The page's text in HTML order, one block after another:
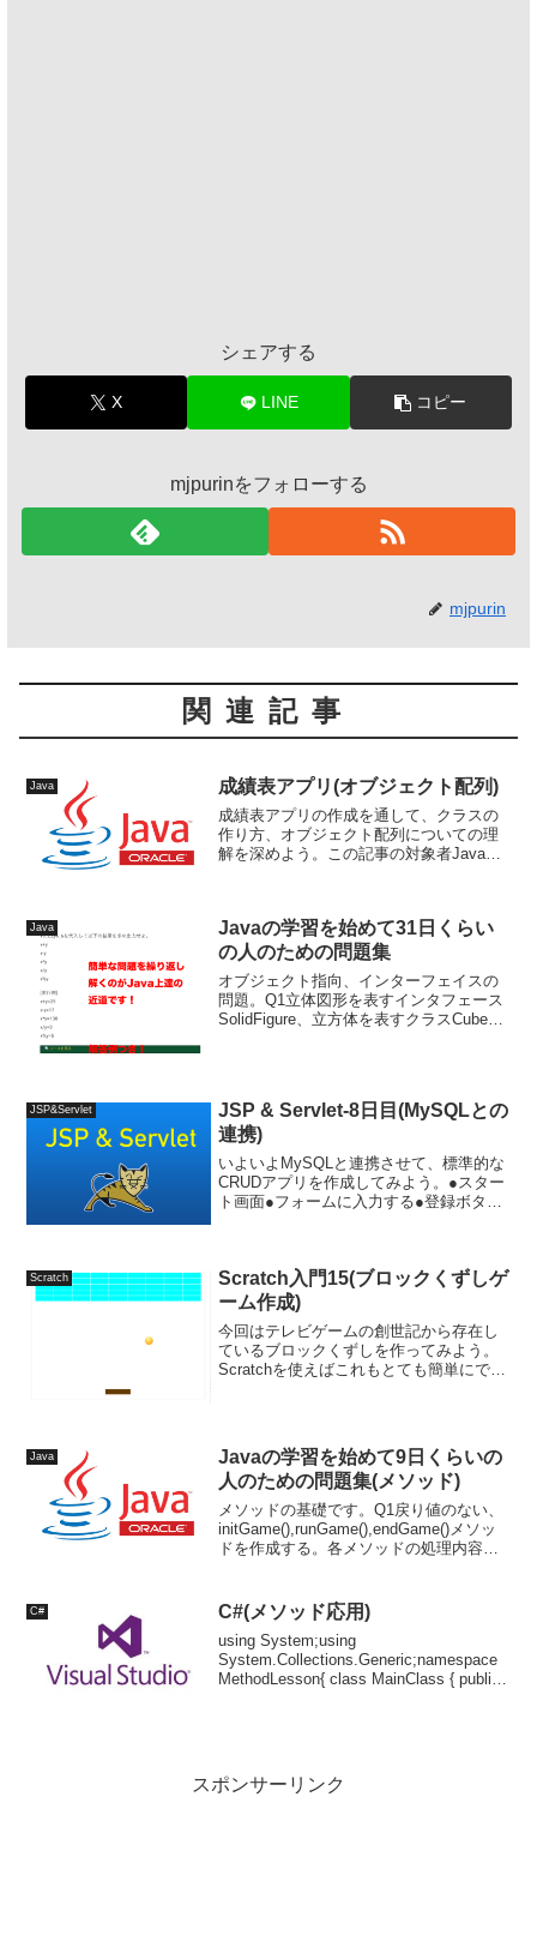
シェアする
X LINE コピー
mjpurinをフォローする
mjpurin
関連記事
Java 成績表アプリ(オブジェクト配列)
成績表アプリの作成を通して、クラスの
作り方、オブジェクト配列についての理
解を深めよう。この記事の対象者Javaで
ョンクラ...
Java
Javaの学習を始めて31日くらい
の人のための問題集
オブジェクト指向、インターフェイスの
問題。Q1立体図形を表すインタフェース
SolidFigure、立方体を表すクラスCube、
JSP&Servlet
JSP & Servlet-8日目(MySQLとの
連携)
いよいよMySQLと連携させて、標準的な
CRUDアプリを作成してみよう。●スター
ト画面●フォームに入力する●登録ボタン
録する。●更...
Scratch
Scratch入門15(ブロックくずしゲ
ーム作成)
今回はテレビゲームの創世記から存在し
ているブロックくずしを作ってみよう。
Scratchを使えばこれもとても簡単にでき
まずは、ブロック...
Java
Javaの学習を始めて9日くらいの
人のための問題集(メソッド)
メソッドの基礎です。Q1戻り値のない、
initGame(),runGame(),endGame()メソッ
ドを作成する。各メソッドの処理内容は
のメソッドを呼び...
C# C#(メソッド応用)
using System;using
System.Collections.Generic;namespace
MethodLesson{ class MainClass { public
スポンサーリンク